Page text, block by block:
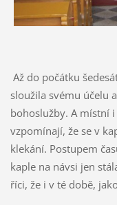
Až do počátku
sloužila svému účelu
bohoslužby. A místní
vzpomínají, že se v
klekání. Postupem
kaple na návsi jen
říci, že i v té době,